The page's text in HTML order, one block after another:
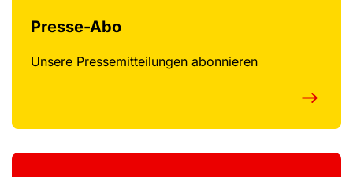
Presse-Abo
Unsere Pressemitteilungen abonnieren